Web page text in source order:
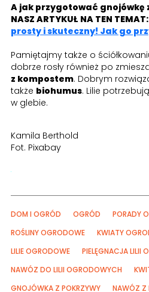
A jak przygotować gnojówkę
NASZ ARTYKUŁ NA TEN TEMAT:
prosty i skuteczny! Jak go
Pamiętajmy także o
dobrze rosły również po
z kompostem. Dobrym
także biohumus. Lilie
w glebie.
Kamila Berthold
Fot. Pixabay
DOM I OGRÓD OGRÓD PORADY
ROŚLINY OGRODOWE
KWIATY
LILIE OGRODOWE
PIELĘGNACJA LILII
NAWÓZ DO LILII OGRODOWYCH
GNOJÓWKA Z POKRZYWY
NAWÓZ Z